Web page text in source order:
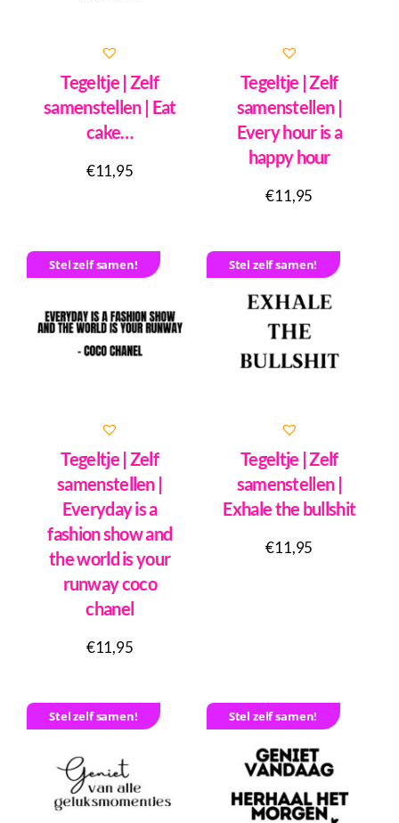
Tegeltje | Zelf
samenstellen | Eat
cake…
€11,95
Tegeltje | Zelf
samenstellen |
Every hour is a
happy hour
€11,95
Stel zelf samen!
Tegeltje | Zelf
samenstellen |
Everyday is a
fashion show and
the world is your
runway coco
chanel
€11,95
Stel zelf samen!
Tegeltje | Zelf
samenstellen |
Exhale the bullshit
€11,95
Stel zelf samen! Stel zelf samen!